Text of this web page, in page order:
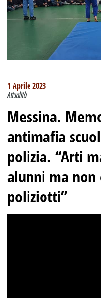
1 Aprile 2023
Attualità
Messina.
antimafia
polizia. “Arti
alunni ma
poliziotti”